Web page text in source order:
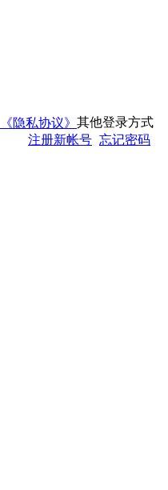
《隐私协议》
注册新帐号 忘记密码
其他登录方式